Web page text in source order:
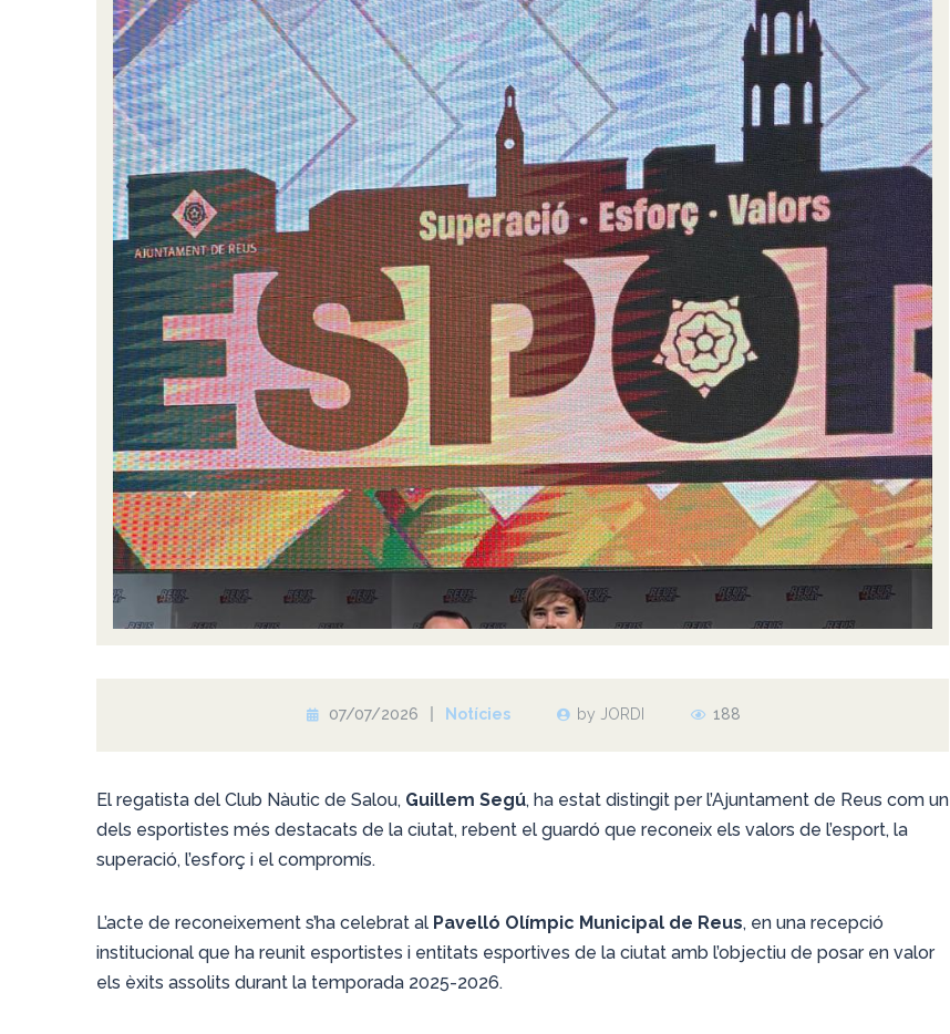
07/07/2026 Notícies by JORDI 188
El regatista del Club Nàutic de Salou, Guillem Segú, ha estat distingit per l’Ajuntament de Reus com un
dels esportistes més destacats de la ciutat, rebent el guardó que reconeix els valors de l’esport, la
superació, l’esforç i el compromís.
L’acte de reconeixement s’ha celebrat al Pavelló Olímpic Municipal de Reus, en una recepció
institucional que ha reunit esportistes i entitats esportives de la ciutat amb l’objectiu de posar en valor
els èxits assolits durant la temporada 2025-2026.